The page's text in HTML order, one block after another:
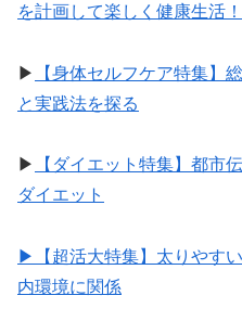
を計画して楽しく健康生活！
▶︎
【身体セルフケア特集】
と実践法を探る
▶︎
【ダイエット特集】都市
ダイエット
▶︎【超活大特集】太りやす
内環境に関係